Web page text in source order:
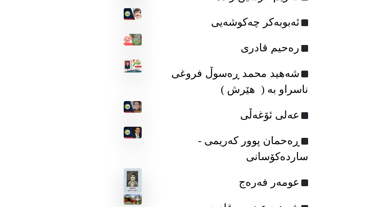
ئه‌بوبه‌کر چه‌کوشه‌یی
رەحیم قادری
شەهید محمد ڕەسوڵ فروغی
ناسراو بە ( هێرش )
عه‌لی ئۆغه‌ڵی
ڕەحمان پوور کەریمی -
ساردەکۆسانی
عومه‌ر فه‌ره‌ج